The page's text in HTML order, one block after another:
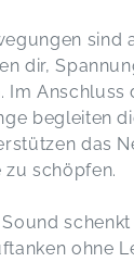
sind
dir,
Im Anschluss
begleiten
das
zu schöpfen.
Sound
ohne